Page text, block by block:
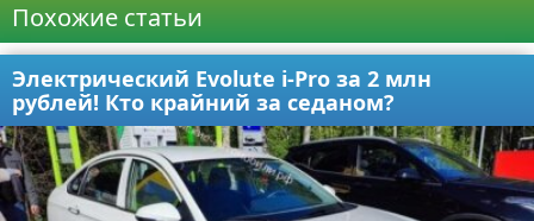
Похожие статьи
Электрический Evolute i-Pro за 2 млн
рублей! Кто крайний за седаном?